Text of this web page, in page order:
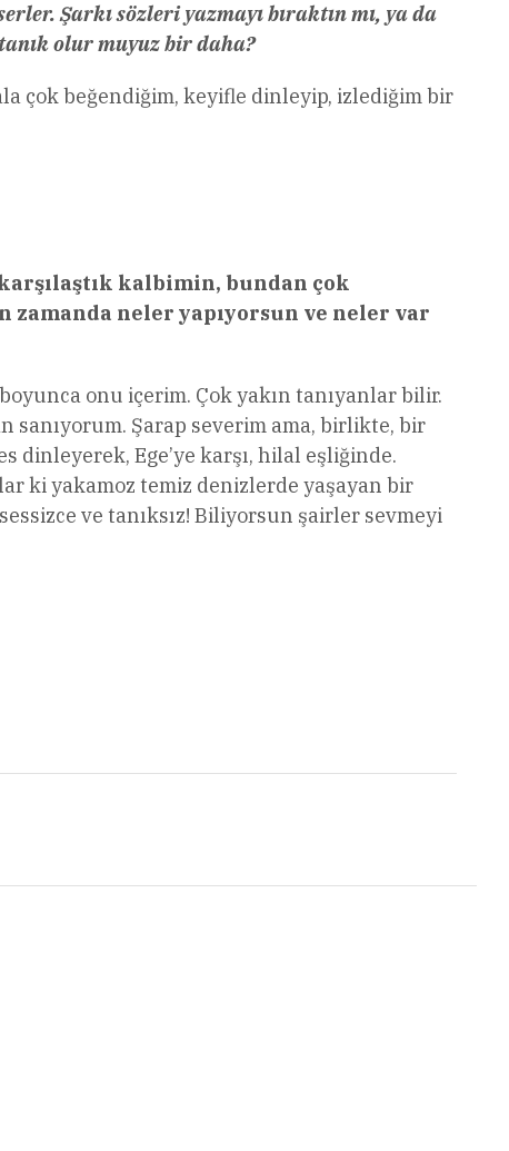
Şarkı sözleri yazmayı bıraktın mı, ya da
olur muyuz bir daha?
çok beğendiğim, keyifle dinleyip, izlediğim bir
kalbimin, bundan çok
zamanda neler yapıyorsun ve neler var
onu içerim. Çok yakın tanıyanlar bilir.
Şarap severim ama, birlikte, bir
dinleyerek, Ege’ye karşı, hilal eşliğinde.
ki yakamoz temiz denizlerde yaşayan bir
ve tanıksız! Biliyorsun şairler sevmeyi